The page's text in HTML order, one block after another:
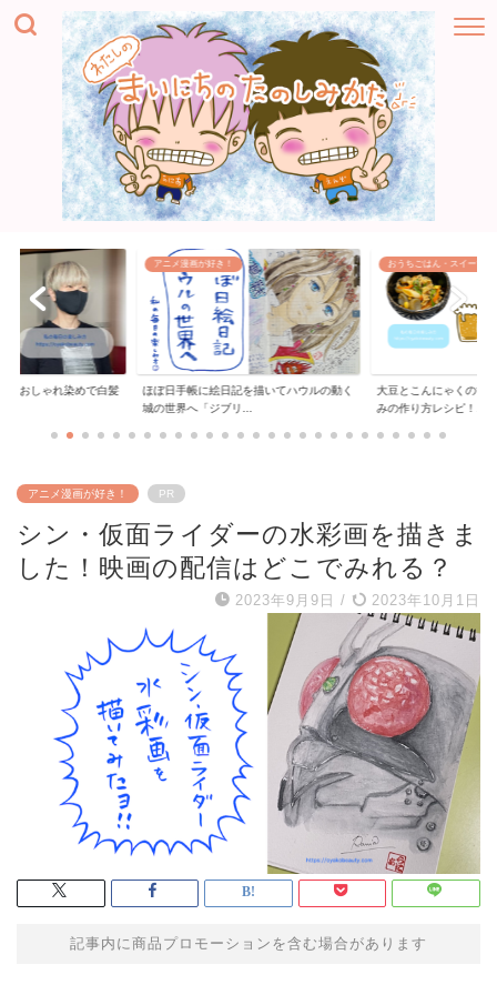
を描いてハウルの動く
おうちごはん・スイーツ
大豆とこんにゃくの甘辛煮ヘルシーおつま
みの作り方レシピ！...
ハンドメイド
リーバイスジーンズの
「膝の穴をお直しす...
アニメ漫画が好き！ PR
シン・仮面ライダーの水彩画を描きま
した！映画の配信はどこでみれる？
2023年9月9日 / 2023年10月1日
記事内に商品プロモーションを含む場合があります